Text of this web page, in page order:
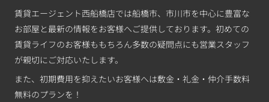
賃貸エージェント西船橋店では船橋市、市川市を中心に豊富な
お部屋と最新の情報をお客様へご提供しております。初めての
賃貸ライフのお客様ももちろん多数の疑問点にも営業スタッフ
が親切にご対応いたします。
また、初期費用を抑えたいお客様へは敷金・礼金・仲介手数料
無料のプランを！